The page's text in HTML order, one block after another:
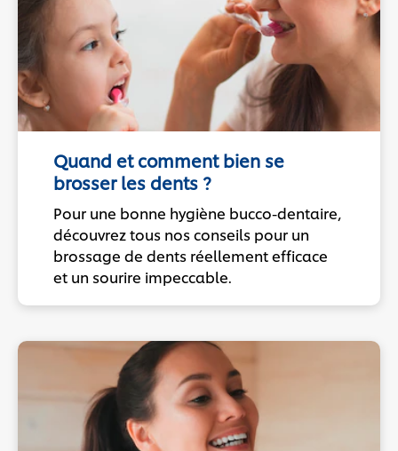
Quand et comment bien se
brosser les dents ?
Pour une bonne hygiène bucco-dentaire,
découvrez tous nos conseils pour un
brossage de dents réellement efficace
et un sourire impeccable.